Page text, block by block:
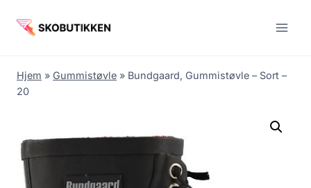
Hjem » Gummistøvle » Bundgaard, Gummistøvle – Sort –
20